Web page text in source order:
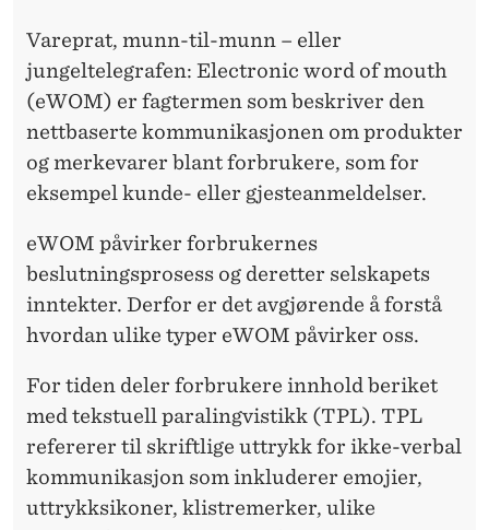
Vareprat, munn-til-munn – eller
jungeltelegrafen: Electronic word of mouth
(eWOM) er fagtermen som beskriver den
nettbaserte kommunikasjonen om produkter
og merkevarer blant forbrukere, som for
eksempel kunde- eller gjesteanmeldelser.
eWOM påvirker forbrukernes
beslutningsprosess og deretter selskapets
inntekter. Derfor er det avgjørende å forstå
hvordan ulike typer eWOM påvirker oss.
For tiden deler forbrukere innhold beriket
med tekstuell paralingvistikk (TPL). TPL
refererer til skriftlige uttrykk for ikke-verbal
kommunikasjon som inkluderer emojier,
uttrykksikoner, klistremerker, ulike